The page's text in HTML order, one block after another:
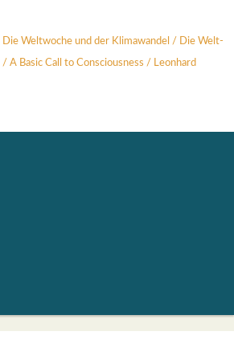
Die Welt­wo­che und der Kli­ma­wan­del / Die Welt­
/ A Basic Call to Con­scious­ness / Leon­hard